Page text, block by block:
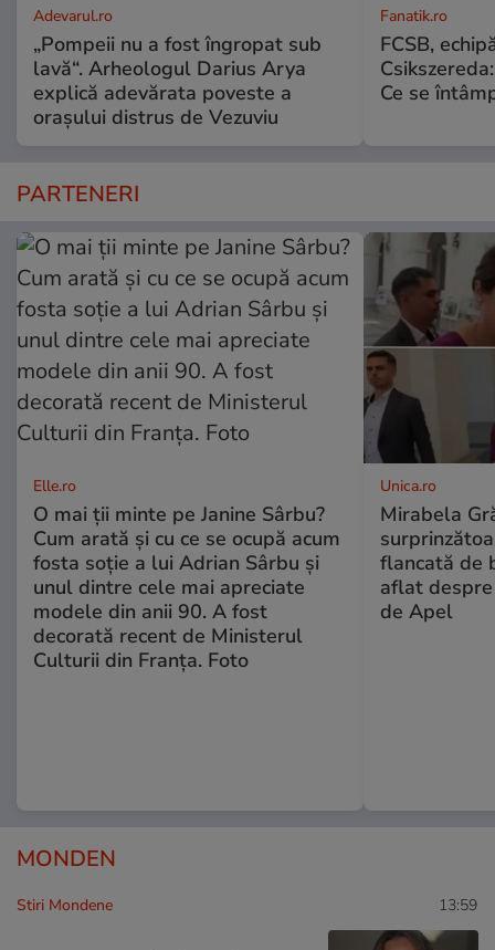
Adevarul.ro
„Pompeii nu a fost îngropat sub
lavă“. Arheologul Darius Arya
explică adevărata poveste a
orașului distrus de Vezuviu
Fanatik.ro
FCSB,
Ce se
PARTENERI
Elle.ro
O mai ții minte pe Janine Sârbu?
Cum arată și cu ce se ocupă acum
fosta soție a lui Adrian Sârbu și
unul dintre cele mai apreciate
modele din anii 90. A fost
decorată recent de Ministerul
Culturii din Franța. Foto
Unica.ro
Mirabela
flancată de
aflat
de Apel
MONDEN
Stiri Mondene 13:59